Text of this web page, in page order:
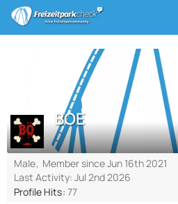
BOE
Male Member since Jun 16th 2021
Last Activity: Jul 2nd 2026
Profile Hits 77